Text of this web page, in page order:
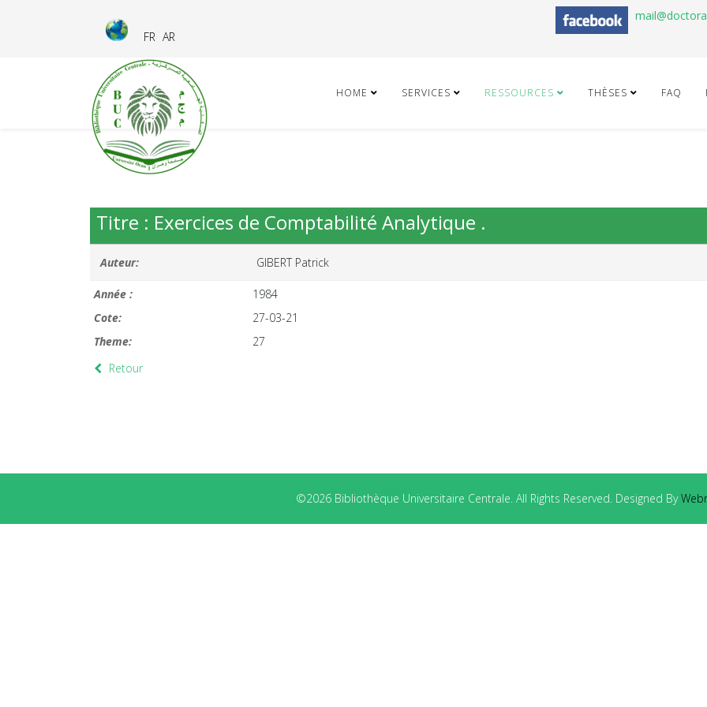
FR AR
HOME SERVICES RESSOURCES THÈSES FAQ
Titre : Exercices de Comptabilité Analytique .
Auteur: GIBERT Patrick
Année :
1984
Cote:
27-03-21
Theme:
27
Retour
©2026 Bibliothèque Universitaire Centrale. All Rights Reserved. Designed By